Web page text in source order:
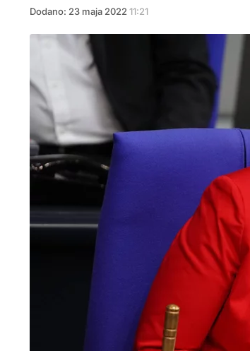
Dodano: 23 maja 2022 11:21